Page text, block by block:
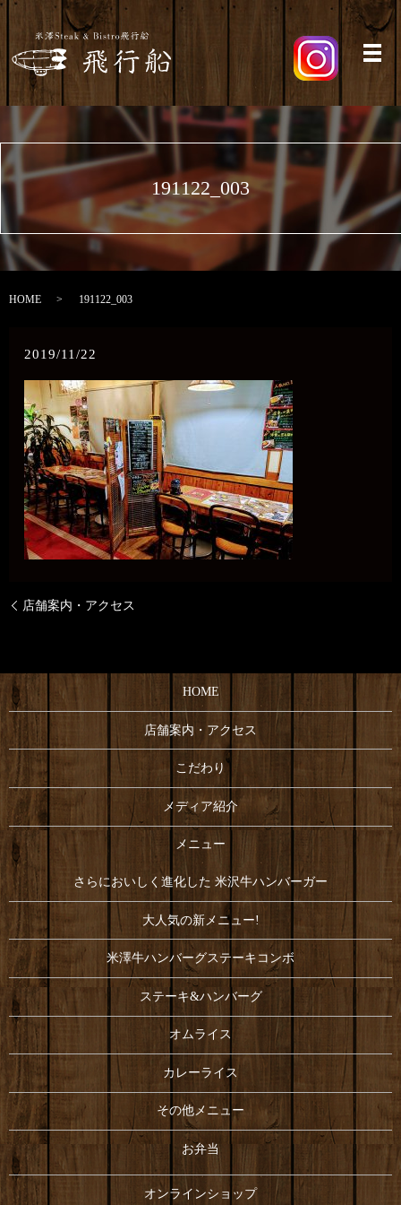
メ
191122_003
HOME 191122_003
2019/11/22
店舗案内・アクセス
HOME
店舗案内・アクセス
こだわり
メディア紹介
メニュー
さらにおいしく進化した 米沢牛ハンバーガー
大人気の新メニュー!
米澤牛ハンバーグステーキコンボ
ステーキ&ハンバーグ
オムライス
カレーライス
その他メニュー
お弁当
オンラインショップ